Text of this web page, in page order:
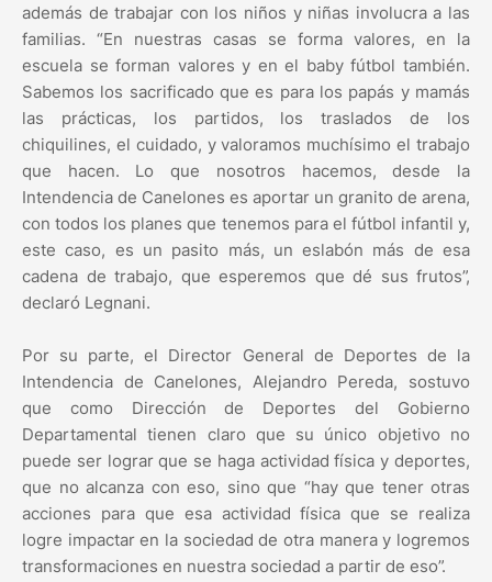
además de trabajar con los niños y niñas involucra a las
familias. “En nuestras casas se forma valores, en la
escuela se forman valores y en el baby fútbol también.
Sabemos los sacrificado que es para los papás y mamás
las prácticas, los partidos, los traslados de los
chiquilines, el cuidado, y valoramos muchísimo el trabajo
que hacen. Lo que nosotros hacemos, desde la
Intendencia de Canelones es aportar un granito de arena,
con todos los planes que tenemos para el fútbol infantil y,
este caso, es un pasito más, un eslabón más de esa
cadena de trabajo, que esperemos que dé sus frutos”,
declaró Legnani.
Por su parte, el Director General de Deportes de la
Intendencia de Canelones, Alejandro Pereda, sostuvo
que como Dirección de Deportes del Gobierno
Departamental tienen claro que su único objetivo no
puede ser lograr que se haga actividad física y deportes,
que no alcanza con eso, sino que “hay que tener otras
acciones para que esa actividad física que se realiza
logre impactar en la sociedad de otra manera y logremos
transformaciones en nuestra sociedad a partir de eso”.